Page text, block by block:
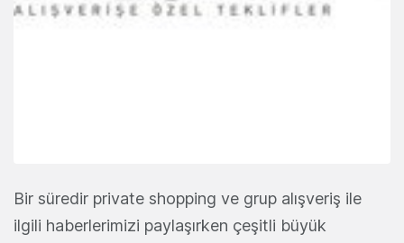
Bir süredir private shopping ve grup alışveriş ile
ilgili haberlerimizi paylaşırken çeşitli büyük